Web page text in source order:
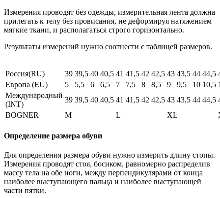
Измерения проводят без одежды, измерительная лента должна
прилегать к телу без провисания, не деформируя натяжением
мягкие ткани, и располагаться строго горизонтально.
Результаты измерений нужно соотнести с таблицей размеров.
Россия(RU) 39 39,5 40 40,5 41 41,5 42 42,5 43 43,5 44 44,5
Европа (EU)
5 5,5 6 6,5 7 7,5 8 8,5 9 9,5 10 10,5
Международный
(INT)
39 39,5 40 40,5 41 41,5 42 42,5 43 43,5 44 44,5
BOGNER
M L XL
Определение размера обуви
Для определения размера обуви нужно измерить длину стопы.
Измерения проводят стоя, босиком, равномерно распределив
массу тела на обе ноги, между перпендикулярами от конца
наиболее выступающего пальца и наиболее выступающей
части пятки.